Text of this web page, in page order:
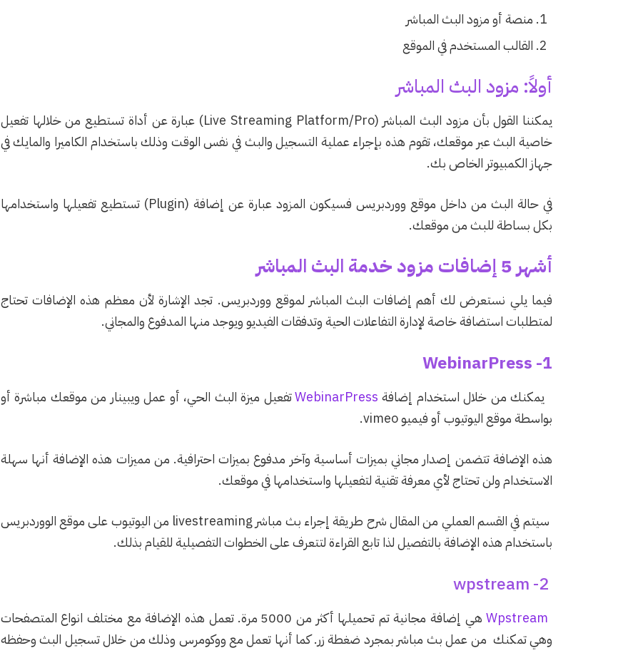
منصة أو مزود البث المباشر
القالب المستخدم في الموقع
أولاً: مزود البث المباشر
يمكننا القول بأن مزود البث المباشر (Live Streaming Platform/Pro) عبارة عن أداة تستطيع من خلالها تفعيل
خاصية البث عبر موقعك، تقوم هذه بإجراء عملية التسجيل والبث في نفس الوقت وذلك باستخدام الكاميرا والمايك في
جهاز الكمبيوتر الخاص بك.
في حالة البث من داخل موقع ووردبريس فسيكون المزود عبارة عن إضافة (Plugin) تستطيع تفعيلها واستخدامها
بكل بساطة للبث من موقعك.
أشهر 5 إضافات مزود خدمة البث المباشر
فيما يلي نستعرض لك أهم إضافات البث المباشر لموقع ووردبريس. تجد الإشارة لأن معظم هذه الإضافات تحتاج
لمتطلبات استضافة خاصة لإدارة التفاعلات الحية وتدفقات الفيديو ويوجد منها المدفوع والمجاني.
1- WebinarPress
يمكنك من خلال استخدام إضافةWebinarPress
تفعيل ميزة البث الحي، أو عمل ويبينار من موقعك مباشرة أو
بواسطة موقع اليوتيوب أو فيميو vimeo.
هذه الإضافة تتضمن إصدار مجاني بميزات أساسية وآخر مدفوع بميزات احترافية. من مميزات هذه الإضافة أنها سهلة
الاستخدام ولن تحتاج لأي معرفة تقنية لتفعيلها واستخدامها في موقعك.
سيتم في القسم العملي من المقال شرح طريقة إجراء بث مباشر livestreaming من اليوتيوب على موقع الووردبريس
باستخدام هذه الإضافة بالتفصيل لذا تابع القراءة لتتعرف على الخطوات التفصيلية للقيام بذلك.
Wpstream
هي إضافة مجانية تم تحميلها أكثر من 5000 مرة. تعمل هذه الإضافة مع مختلف انواع المتصفحات
وهي تمكنك من عمل بث مباشر بمجرد ضغطة زر. كما أنها تعمل مع ووكومرس وذلك من خلال تسجيل البث وحفظه